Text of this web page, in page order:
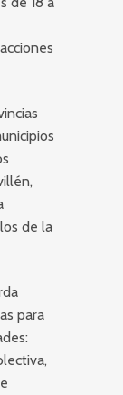
de la
para